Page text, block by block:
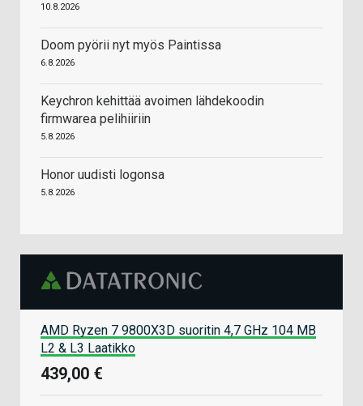
10.8.2026
Doom pyörii nyt myös Paintissa
6.8.2026
Keychron kehittää avoimen lähdekoodin
firmwarea pelihiiriin
5.8.2026
Honor uudisti logonsa
5.8.2026
AMD Ryzen 7 9800X3D suoritin 4,7 GHz 104 MB
L2 & L3 Laatikko
439,00 €